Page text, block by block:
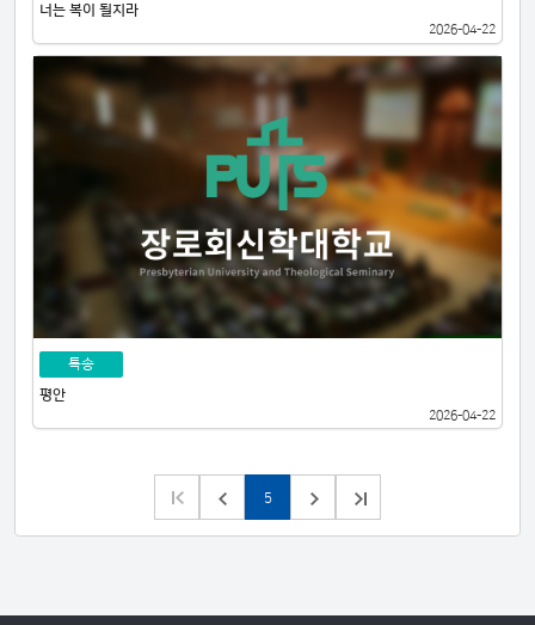
너는 복이 될지라
2026-04-22
특송
평안
2026-04-22
5